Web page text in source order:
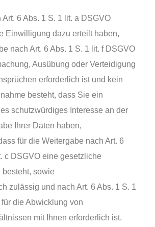
Art. 6 Abs. 1 S. 1 lit. a DSGVO
Einwilligung dazu erteilt haben,
nach Art. 6 Abs. 1 S. 1 lit. f DSGVO
Ausübung oder Verteidigung
erforderlich ist und kein
besteht, dass Sie ein
schutzwürdiges Interesse an der
Ihrer Daten haben,
für die Weitergabe nach Art. 6
c DSGVO eine gesetzliche
besteht, sowie
zulässig und nach Art. 6 Abs. 1 S. 1
für die Abwicklung von
mit Ihnen erforderlich ist.